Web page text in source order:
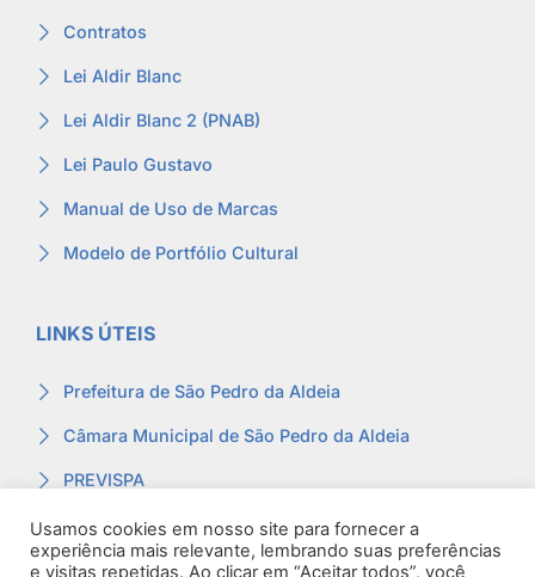
Contratos
Lei Aldir Blanc
Lei Aldir Blanc 2 (PNAB)
Lei Paulo Gustavo
Manual de Uso de Marcas
Modelo de Portfólio Cultural
LINKS ÚTEIS
Prefeitura de São Pedro da Aldeia
Câmara Municipal de São Pedro da Aldeia
PREVISPA
Ouvidoria
Contracheque
Usamos cookies em nosso site para fornecer a
experiência mais relevante, lembrando suas preferências
e visitas repetidas. Ao clicar em “Aceitar todos”, você